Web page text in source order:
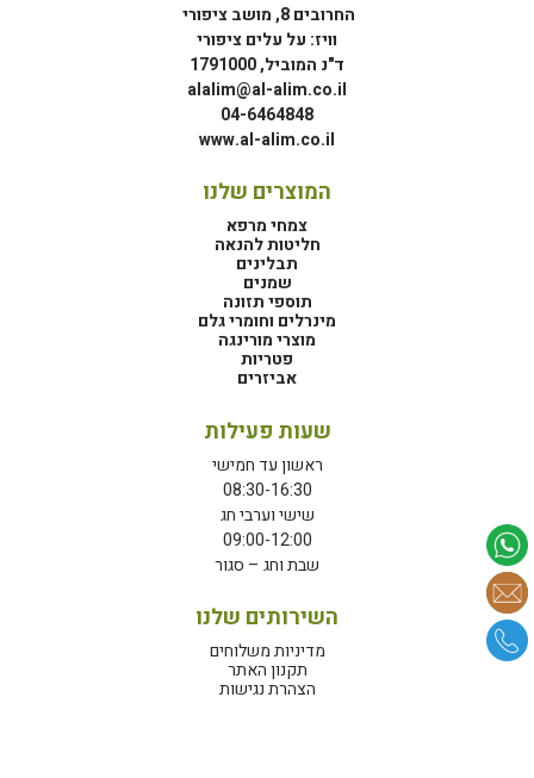
החרובים 8, מושב ציפורי
וויז: על עלים ציפורי
ד"נ המוביל, 1791000
alalim@al-alim.co.il
04-6464848
www.al-alim.co.il
המוצרים שלנו
צמחי מרפא
חליטות להנאה
תבלינים
שמנים
תוספי תזונה
מינרלים וחומרי גלם
מוצרי מורינגה
פטריות
אביזרים
שעות פעילות
ראשון עד חמישי
08:30-16:30
שישי וערבי חג
09:00-12:00
שבת וחג – סגור
השירותים שלנו
מדיניות משלוחים
תקנון האתר
הצהרת נגישות